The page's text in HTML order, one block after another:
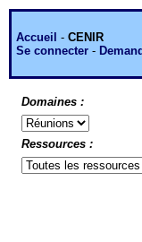
Accueil - CENIR
Se connecter -
Domaines :
Ressources :